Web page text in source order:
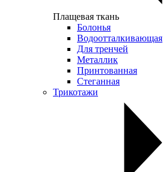
Плащевая ткань
Болонья
Водоотталкивающая
Для тренчей
Металлик
Принтованная
Стеганная
Трикотажи